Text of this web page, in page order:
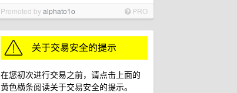
Promoted byalphato1o PRO
在您初次进行交易之前，请点击上面的
黄色横条阅读关于交易安全的提示。